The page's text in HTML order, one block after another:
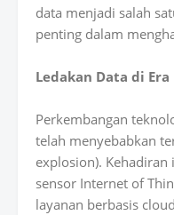
data menjadi salah
penting dalam
Ledakan Data di
Perkembangan
telah menyebabkan
explosion).
sensor Internet of
layanan berbasis